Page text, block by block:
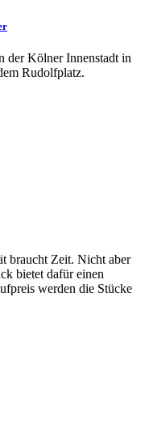
der Kölner Innenstadt in
Rudolfplatz.
braucht Zeit. Nicht aber
bietet dafür einen
werden die Stücke